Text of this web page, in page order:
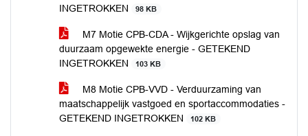
INGETROKKEN
98 KB
M7 Motie CPB-CDA - Wijkgerichte opslag van
duurzaam opgewekte energie - GETEKEND
INGETROKKEN
103 KB
M8 Motie CPB-VVD - Verduurzaming van
maatschappelijk vastgoed en sportaccommodaties -
GETEKEND INGETROKKEN
102 KB